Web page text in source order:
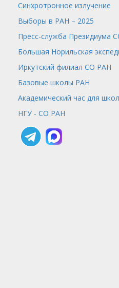
Синхротронное излучение
Выборы в РАН – 2025
Пресс-служба Президиума
Большая Норильская
Иркутский филиал СО РАН
Базовые школы РАН
Академический час для
НГУ - СО РАН